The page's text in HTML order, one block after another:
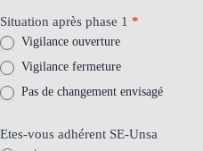
Situation après phase 1 *
Vigilance ouverture
Vigilance fermeture
Pas de changement envisagé
Etes-vous adhérent SE-Unsa